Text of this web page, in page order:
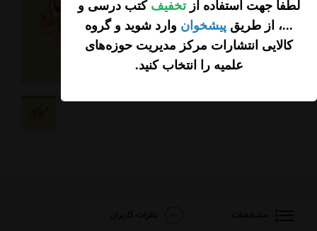
لطفاً جهت استفاده از تخفیف کتب درسی و
...، از طریق پیشخوان وارد شوید و گروه
کالایی انتشارات مرکز مدیریت حوزه‌های
علمیه را انتخاب کنید.
افزودن محصول به
سبد خرید